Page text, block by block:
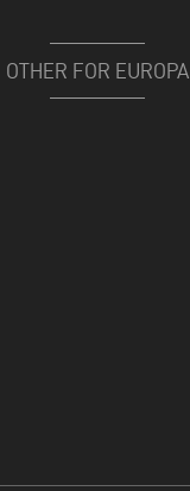
OTHER FOR EUROPA